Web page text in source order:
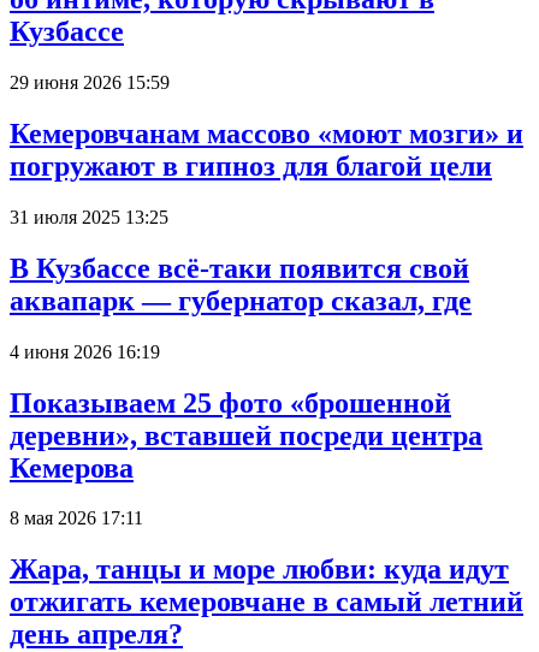
Кузбассе
29 июня 2026 15:59
Кемеровчанам массово «моют мозги» и
погружают в гипноз для благой цели
31 июля 2025 13:25
В Кузбассе всё-таки появится свой
аквапарк — губернатор сказал, где
4 июня 2026 16:19
Показываем 25 фото «брошенной
деревни», вставшей посреди центра
Кемерова
8 мая 2026 17:11
Жара, танцы и море любви: куда идут
отжигать кемеровчане в самый летний
день апреля?